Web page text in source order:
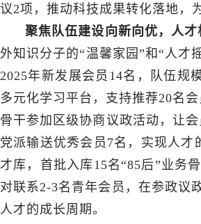
议2项，推动科技成果转化落地，
聚焦队伍建设向新向优，人才
外知识分子的“温馨家园”和“人才
2025年新发展会员14名，队伍规
多元化学习平台，支持推荐20名
骨干参加区级协商议政活动，让
党派输送优秀会员7名，实现人
才库，首批入库15名“85后”业务
对联系2-3名青年会员，在参政议
人才的成长周期。